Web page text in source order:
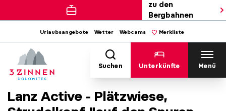
zu den
Bergbahnen
Urlaubsangebote Wetter Webcams Merkliste
Suchen Unterkünfte Menü
Lanz Active - Plätzwiese,